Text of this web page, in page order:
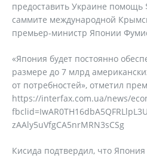
предоставить Украине
саммите международной
премьер-министр Японии
«Япония будет постоянно
размере до 7 млрд
от потребностей», отметил
https://interfax.com.ua/news/
zAAly5uVfgCA5nrMRN3sCSg
Кисида подтвердил, что